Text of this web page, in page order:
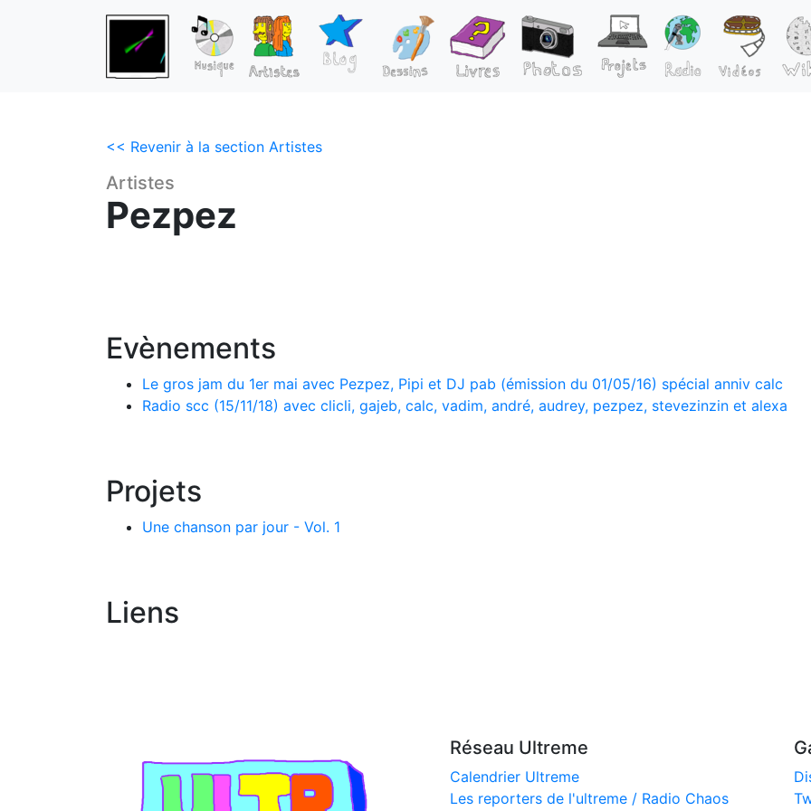
<< Revenir à la section Artistes
Artistes
Pezpez
Evènements
Le gros jam du 1er mai avec Pezpez, Pipi et DJ pab (émission du 01/05/16) spécial anniv calc
Radio scc (15/11/18) avec clicli, gajeb, calc, vadim, andré, audrey, pezpez, stevezinzin et alexa
Projets
Une chanson par jour - Vol. 1
Liens
Réseau Ultreme
Calendrier Ultreme
Les reporters de l'ultreme / Radio Chaos